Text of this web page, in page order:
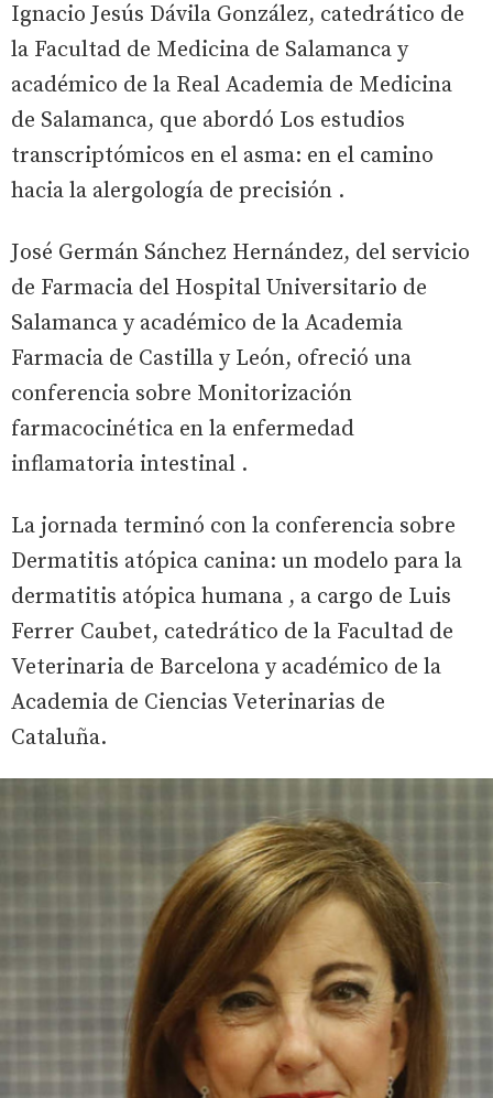
Ignacio Jesús Dávila González, catedrático de
la Facultad de Medicina de Salamanca y
académico de la Real Academia de Medicina
de Salamanca, que abordó Los estudios
transcriptómicos en el asma: en el camino
hacia la alergología de precisión .
José Germán Sánchez Hernández, del servicio
de Farmacia del Hospital Universitario de
Salamanca y académico de la Academia
Farmacia de Castilla y León, ofreció una
conferencia sobre Monitorización
farmacocinética en la enfermedad
inflamatoria intestinal .
La jornada terminó con la conferencia sobre
Dermatitis atópica canina: un modelo para la
dermatitis atópica humana , a cargo de Luis
Ferrer Caubet, catedrático de la Facultad de
Veterinaria de Barcelona y académico de la
Academia de Ciencias Veterinarias de
Cataluña.